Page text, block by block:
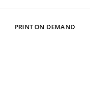
PRINT ON DEMAND